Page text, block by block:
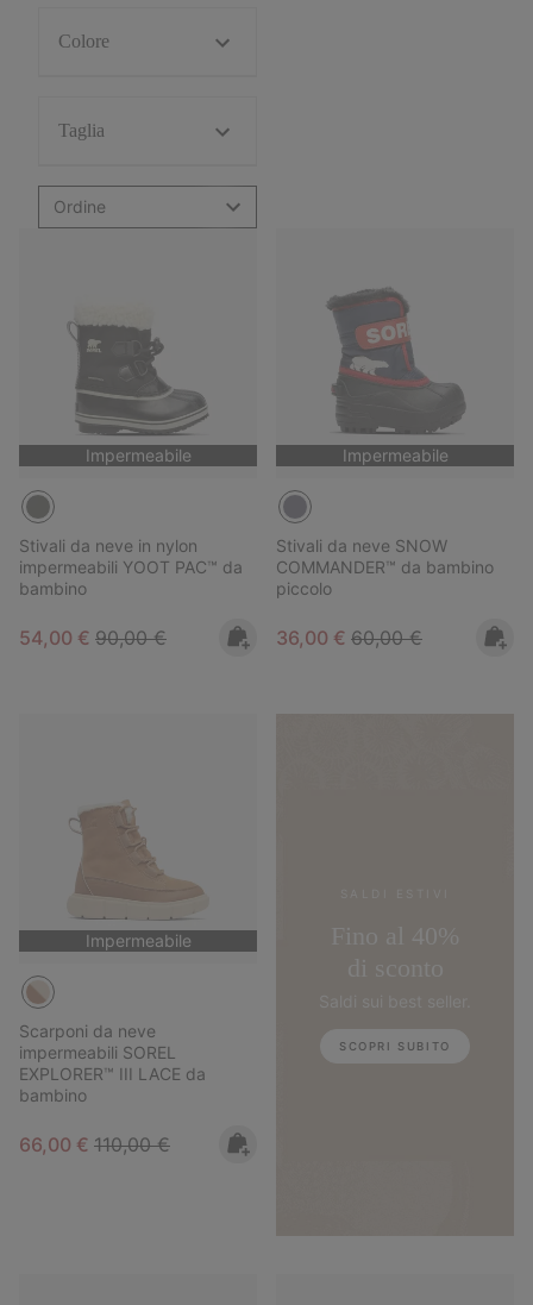
Colore
Taglia
Ordine
Impermeabile
Stivali da neve in nylon
impermeabili YOOT PAC™ da
bambino
Sale price:
54,00 € Regular price:
90,00 €
Impermeabile
Stivali da neve SNOW
COMMANDER™ da bambino
piccolo
Sale price:
36,00 € Regular price:
60,00 €
Impermeabile
Scarponi da neve
impermeabili SOREL
EXPLORER™ III LACE da
bambino
Sale price:
66,00 € Regular price:
110,00 €
SCOPRI SUBITO